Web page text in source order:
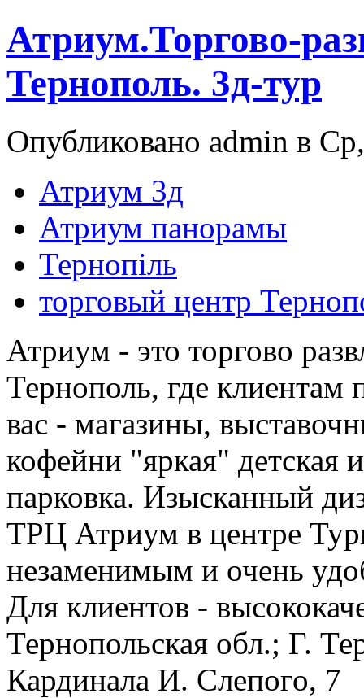
Атриум.Торгово-
Тернополь. 3д-тур
Опубликовано admin в
Атриум 3д
Атриум панорамы
Тернопіль
торговый центр
Атриум - это торгово
Тернополь, где клиентам
вас - магазины,
кофейни "яркая" детская
парковка. Изысканный
ТРЦ Атриум в центре
незаменимым и очень
Для клиентов -
Тернопольская обл.; Г.
Кардинала И. Слепого, 7